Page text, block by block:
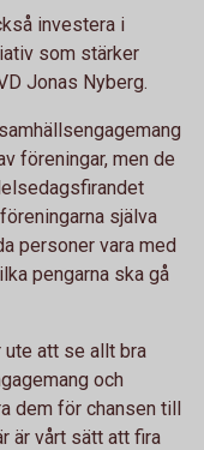
investera i
som stärker
Jonas Nyberg.
föreningar, men de
själva
personer vara med
pengarna ska gå
ute att se allt bra
och
dem för chansen till
är vårt sätt att fira